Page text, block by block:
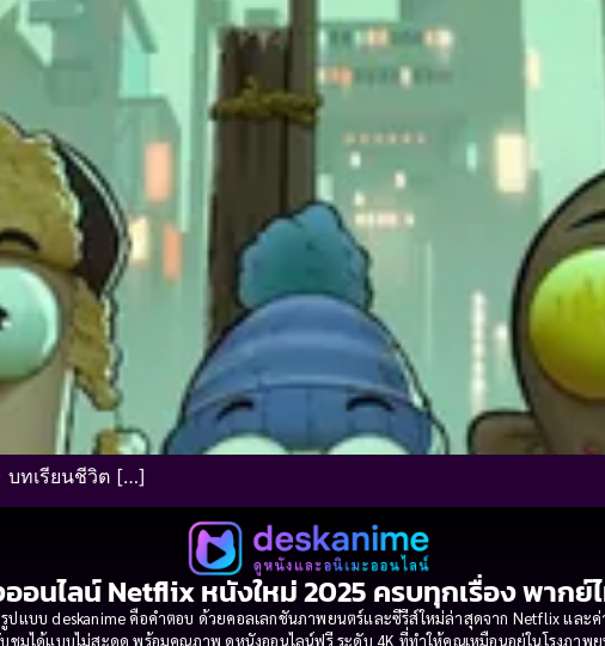
บทเรียนชีวิต […]
อนไลน์ Netflix หนังใหม่ 2025 ครบทุกเรื่อง พากย์
แบบ deskanime คือคำตอบ ด้วยคอลเลกชันภาพยนตร์และซีรีส์ใหม่ล่าสุดจาก Netflix และค่
ชมได้แบบไม่สะดุด พร้อมคุณภาพ ดูหนังออนไลน์ฟรี ระดับ 4K ที่ทำให้คุณเหมือนอยู่ในโรงภาพย